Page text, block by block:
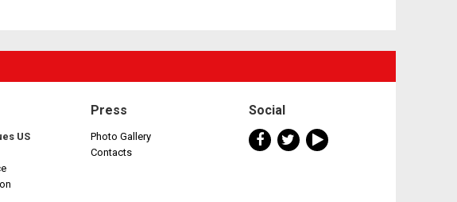
US
Press
Photo Gallery
Contacts
Social